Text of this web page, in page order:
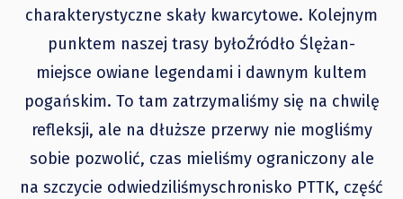
charakterystyczne skały kwarcytowe. Kolejnym
punktem naszej trasy byłoŹródło Ślężan-
miejsce owiane legendami i dawnym kultem
pogańskim. To tam zatrzymaliśmy się na chwilę
refleksji, ale na dłuższe przerwy nie mogliśmy
sobie pozwolić, czas mieliśmy ograniczony ale
na szczycie odwiedziliśmyschronisko PTTK, część